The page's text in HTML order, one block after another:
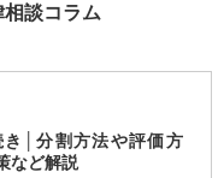
談コラム
き│分割方法や評価方
など解説